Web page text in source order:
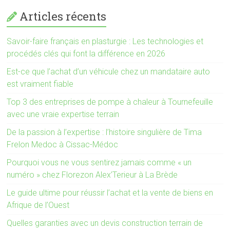
Articles récents
Savoir-faire français en plasturgie : Les technologies et
procédés clés qui font la différence en 2026
Est-ce que l’achat d’un véhicule chez un mandataire auto
est vraiment fiable
Top 3 des entreprises de pompe à chaleur à Tournefeuille
avec une vraie expertise terrain
De la passion à l’expertise : l’histoire singulière de Tima
Frelon Medoc à Cissac-Médoc
Pourquoi vous ne vous sentirez jamais comme « un
numéro » chez Florezon Alex’Terieur à La Brède
Le guide ultime pour réussir l’achat et la vente de biens en
Afrique de l’Ouest
Quelles garanties avec un devis construction terrain de